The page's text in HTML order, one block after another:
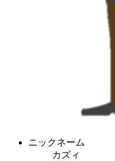
ニックネーム
カズィ